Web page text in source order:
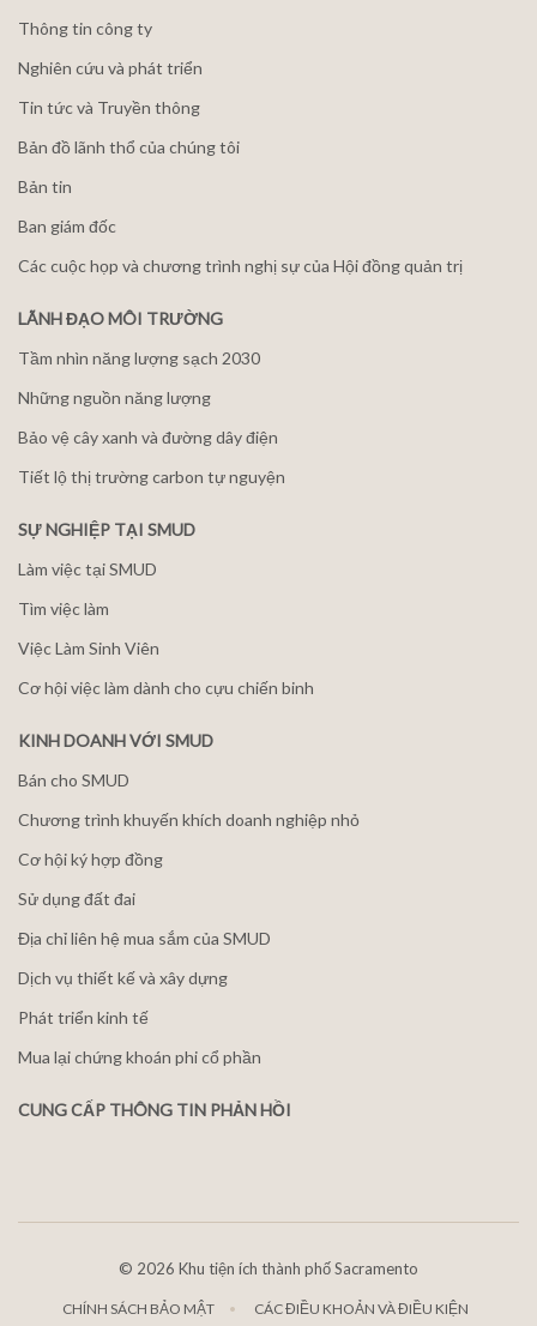
Thông tin công ty
Nghiên cứu và phát triển
Tin tức và Truyền thông
Bản đồ lãnh thổ của chúng tôi
Bản tin
Ban giám đốc
Các cuộc họp và chương trình nghị sự của Hội đồng quản trị
LÃNH ĐẠO MÔI TRƯỜNG
Tầm nhìn năng lượng sạch 2030
Những nguồn năng lượng
Bảo vệ cây xanh và đường dây điện
Tiết lộ thị trường carbon tự nguyện
SỰ NGHIỆP TẠI SMUD
Làm việc tại SMUD
Tìm việc làm
Việc Làm Sinh Viên
Cơ hội việc làm dành cho cựu chiến binh
KINH DOANH VỚI SMUD
Bán cho SMUD
Chương trình khuyến khích doanh nghiệp nhỏ
Cơ hội ký hợp đồng
Sử dụng đất đai
Địa chỉ liên hệ mua sắm của SMUD
Dịch vụ thiết kế và xây dựng
Phát triển kinh tế
Mua lại chứng khoán phi cổ phần
CUNG CẤP THÔNG TIN PHẢN HỒI
© 2026 Khu tiện ích thành phố Sacramento
CHÍNH SÁCH BẢO MẬT CÁC ĐIỀU KHOẢN VÀ ĐIỀU KIỆN